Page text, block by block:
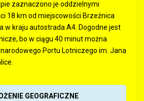
zaznaczono je oddzielnymi
18 km od miejscowości Brzeźnica
w kraju autostrada A4. Dogodne jest
bo w ciągu 40 minut można
Portu Lotniczego im. Jana
GEOGRAFICZNE